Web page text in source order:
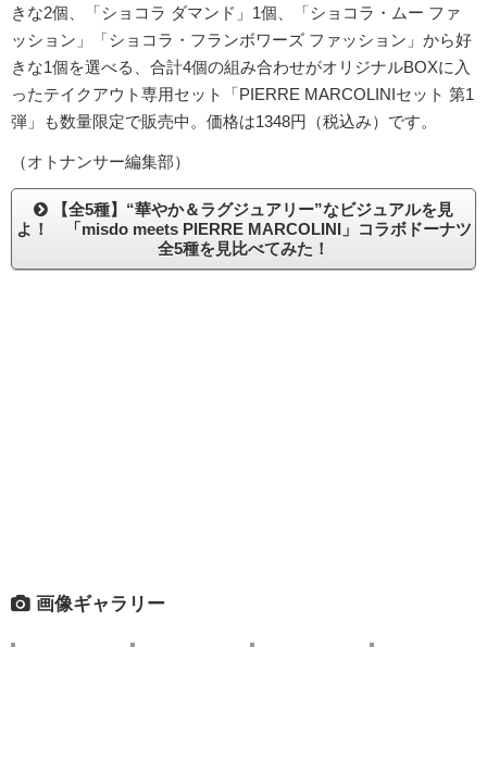
きな2個、「ショコラ ダマンド」1個、「ショコラ・ムー ファ
ッション」「ショコラ・フランボワーズ ファッション」から好
きな1個を選べる、合計4個の組み合わせがオリジナルBOXに入
ったテイクアウト専用セット「PIERRE MARCOLINIセット 第1
弾」も数量限定で販売中。価格は1348円（税込み）です。
（オトナンサー編集部）
【全5種】“華やか＆ラグジュアリー”なビジュアルを見
よ！ 「misdo meets PIERRE MARCOLINI」コラボドーナツ
全5種を見比べてみた！
画像ギャラリー